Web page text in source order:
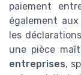
paiement
également
les
une pièce
entreprises,